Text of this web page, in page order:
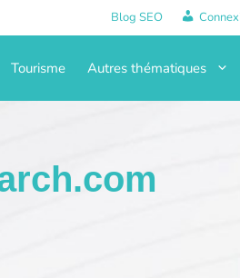
Blog SEO
Tourisme Autres thématiques